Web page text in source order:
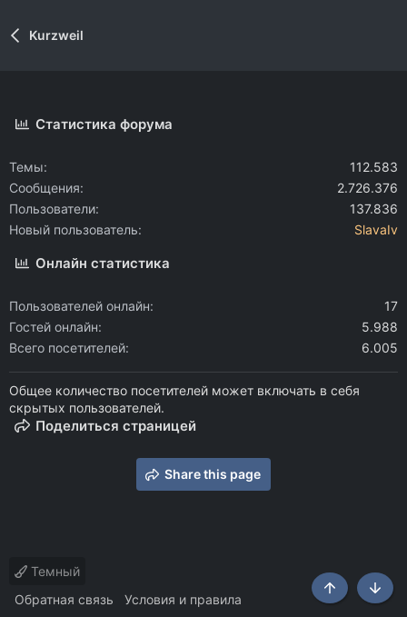
Kurzweil
Статистика форума
Темы
112.583
Сообщения
2.726.376
Пользователи
137.836
Новый пользователь
SlavaIv
Онлайн статистика
Пользователей онлайн
17
Гостей онлайн
5.988
Всего посетителей
6.005
Общее количество посетителей может включать в себя
скрытых пользователей.
Поделиться страницей
Share this page
Темный
Обратная связь
Условия и правила Сверху Снизу